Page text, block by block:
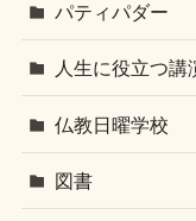
パティパダー
人生に役立つ講
仏教日曜学校
図書